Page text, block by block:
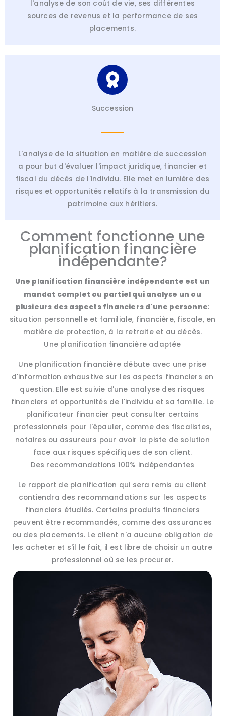
l'analyse de son coût de vie, ses différentes
sources de revenus et la performance de ses
placements.
Succession
L'analyse de la situation en matière de succession
a pour but d'évaluer l'impact juridique, financier et
fiscal du décès de l'individu. Elle met en lumière des
risques et opportunités relatifs à la transmission du
patrimoine aux héritiers.
Comment fonctionne une
planification financière
indépendante?
Une planification financière indépendante est un
mandat complet ou partiel qui analyse un ou
plusieurs des aspects financiers d'une personne:
situation personnelle et familiale, financière, fiscale, en
matière de protection, à la retraite et au décès.
Une planification financière adaptée
Une planification financière débute avec une prise
d'information exhaustive sur les aspects financiers en
question. Elle est suivie d'une analyse des risques
financiers et opportunités de l'individu et sa famille. Le
planificateur financier peut consulter certains
professionnels pour l'épauler, comme des fiscalistes,
notaires ou assureurs pour avoir la piste de solution
face aux risques spécifiques de son client.
Des recommandations 100% indépendantes
Le rapport de planification qui sera remis au client
contiendra des recommandations sur les aspects
financiers étudiés. Certains produits financiers
peuvent être recommandés, comme des assurances
ou des placements. Le client n'a aucune obligation de
les acheter et s'il le fait, il est libre de choisir un autre
professionnel où se les procurer.